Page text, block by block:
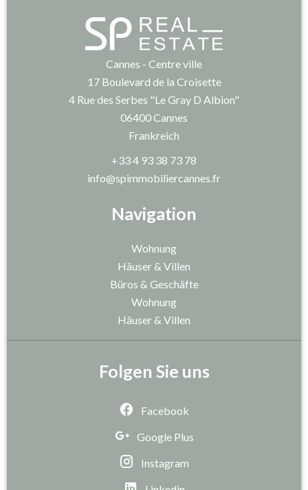
Navigation
Wohnung
Häuser & Villen
Büros & Geschäfte
Wohnung
Häuser & Villen
Cannes - Centre ville
17 Boulevard de la Croisette
4 Rue des Serbes "Le Gray D Albion"
06400Cannes
Frankreich
+33 4 93 38 73 78
info@spimmobiliercannes.fr
Folgen Sie uns
Facebook
Google Plus
Instagram